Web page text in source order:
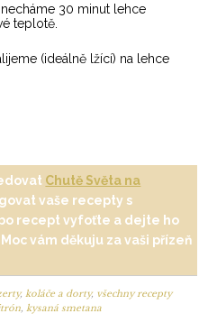
30 minut lehce
teplotě.
(ideálně lžící) na lehce
Chutě Světa na
vaše recepty s
recept vyfoťte a dejte ho
Moc vám děkuju za vaši přízeň
, koláče a dorty, všechny recepty
, kysaná smetana